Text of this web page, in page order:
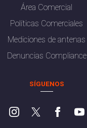
Área Comercial
Políticas Comerciales
Mediciones de antenas
Denuncias Compliance
SÍGUENOS